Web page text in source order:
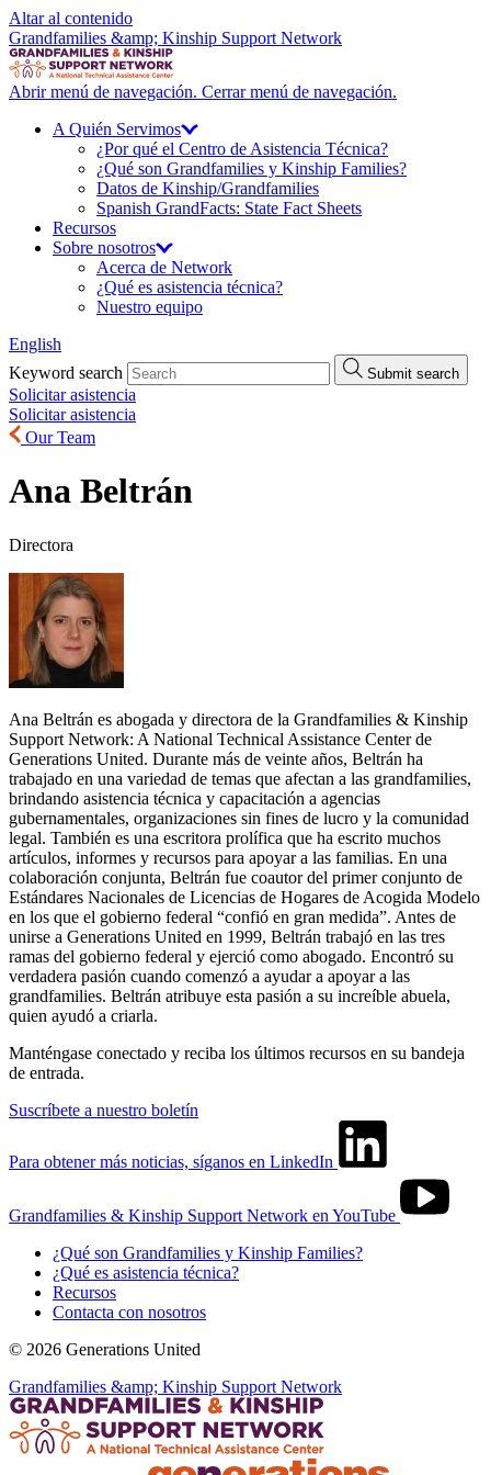
Altar al contenido
Grandfamilies &amp; Kinship Support Network
Abrir menú de navegación. Cerrar menú de navegación.
A Quién Servimos
¿Por qué el Centro de Asistencia Técnica?
¿Qué son Grandfamilies y Kinship Families?
Datos de Kinship/Grandfamilies
Spanish GrandFacts: State Fact Sheets
Recursos
Sobre nosotros
Acerca de Network
¿Qué es asistencia técnica?
Nuestro equipo
English
Keyword search
Submit search
Solicitar asistencia
Solicitar asistencia
Our Team
Ana Beltrán
Directora
Ana Beltrán es abogada y directora de la Grandfamilies & Kinship
Support Network: A National Technical Assistance Center de
Generations United. Durante más de veinte años, Beltrán ha
trabajado en una variedad de temas que afectan a las grandfamilies,
brindando asistencia técnica y capacitación a agencias
gubernamentales, organizaciones sin fines de lucro y la comunidad
legal. También es una escritora prolífica que ha escrito muchos
artículos, informes y recursos para apoyar a las familias. En una
colaboración conjunta, Beltrán fue coautor del primer conjunto de
Estándares Nacionales de Licencias de Hogares de Acogida Modelo
en los que el gobierno federal “confió en gran medida”. Antes de
unirse a Generations United en 1999, Beltrán trabajó en las tres
ramas del gobierno federal y ejerció como abogado. Encontró su
verdadera pasión cuando comenzó a ayudar a apoyar a las
grandfamilies. Beltrán atribuye esta pasión a su increíble abuela,
quien ayudó a criarla.
Manténgase conectado y reciba los últimos recursos en su bandeja
de entrada.
Suscríbete a nuestro boletín
Para obtener más noticias, síganos en LinkedIn
Grandfamilies & Kinship Support Network en YouTube
¿Qué son Grandfamilies y Kinship Families?
¿Qué es asistencia técnica?
Recursos
Contacta con nosotros
© 2026 Generations United
Grandfamilies &amp; Kinship Support Network